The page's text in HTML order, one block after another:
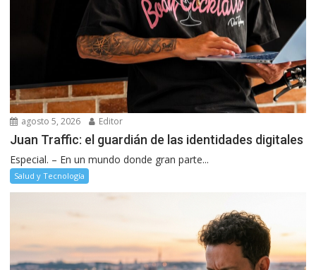
agosto 5, 2026 Editor
Juan Traffic: el guardián de las identidades digitales
Especial. – En un mundo donde gran parte...
Salud y Tecnología